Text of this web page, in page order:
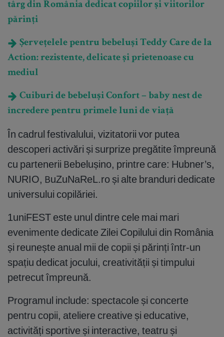
târg din România dedicat copiilor și viitorilor
părinți
Șervețelele pentru bebeluși Teddy Care de la
Action: rezistente, delicate și prietenoase cu
mediul
Cuiburi de bebeluși Confort – baby nest de
încredere pentru primele luni de viață
În cadrul festivalului, vizitatorii vor putea
descoperi activări și surprize pregătite împreună
cu partenerii Bebelușino, printre care: Hubner’s,
NURIO, BuZuNaReL.ro și alte branduri dedicate
universului copilăriei.
1uniFEST este unul dintre cele mai mari
evenimente dedicate Zilei Copilului din România
și reunește anual mii de copii și părinți într-un
spațiu dedicat jocului, creativității și timpului
petrecut împreună.
Programul include: spectacole și concerte
pentru copii, ateliere creative și educative,
activități sportive și interactive, teatru și